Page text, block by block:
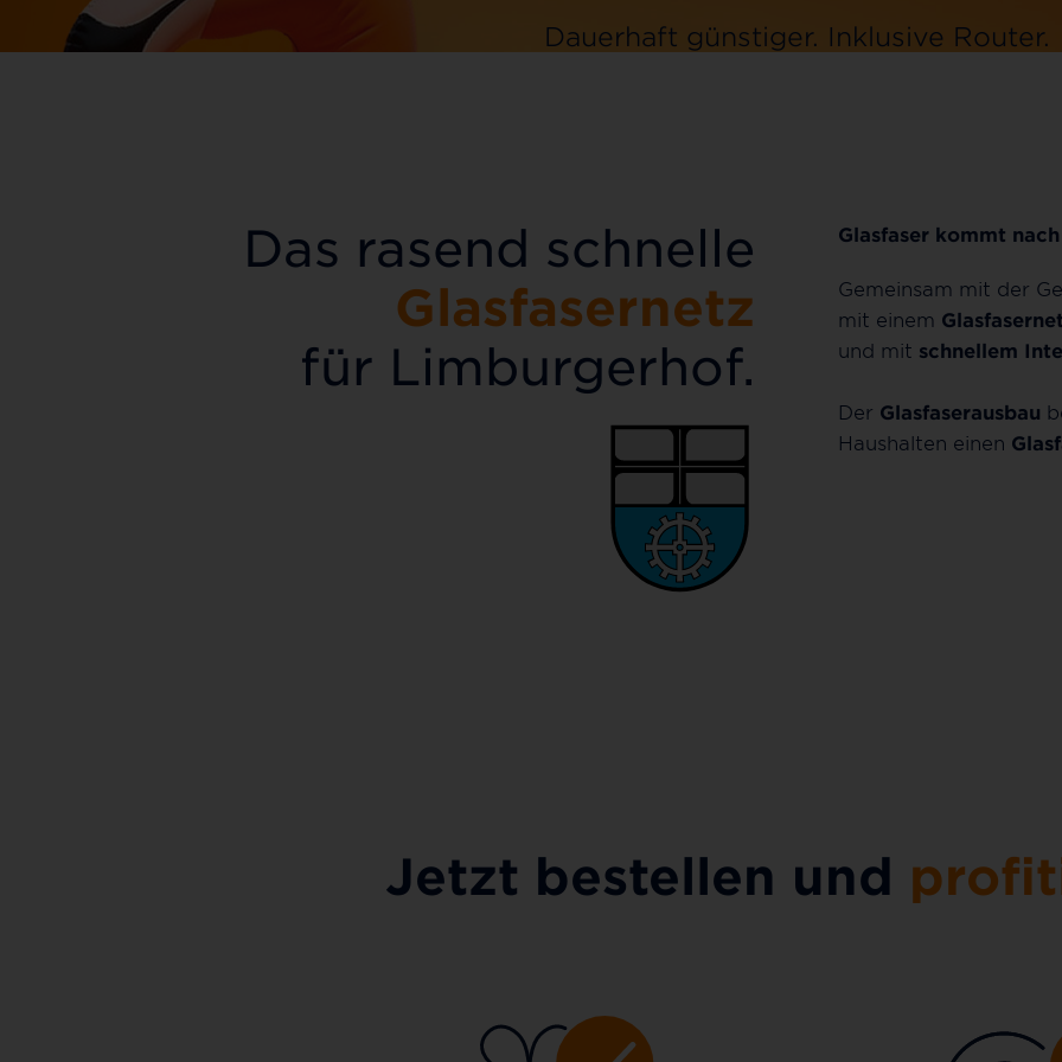
Dauerhaft günstiger. Inklusive Router.
Dauerhaft günstiger. Inklusive Router.
Das rasend schnelle
Glasfasernetz
für Limburgerhof.
Glasfaser kommt
Gemeinsam mit der
mit einem
und mit schnellem
Der Glasfaserausbau
Haushalten einen
Jetzt bestellen und